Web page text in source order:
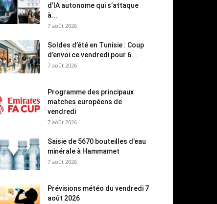
d’IA autonome qui s’attaque
à...
7 août 2026
Soldes d’été en Tunisie : Coup
d’envoi ce vendredi pour 6...
7 août 2026
Programme des principaux
matches européens de
vendredi
7 août 2026
Saisie de 5670 bouteilles d’eau
minérale à Hammamet
7 août 2026
Prévisions météo du vendredi 7
août 2026